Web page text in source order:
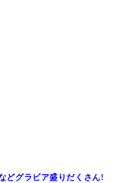
どグラビア盛りだくさん!